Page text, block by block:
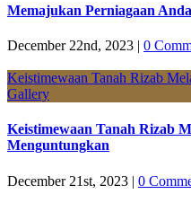
Memajukan Perniagaan
December 22nd, 2023 | 0
Keistimewaan Tanah Rizab
Gallery
Keistimewaan Tanah Rizab
Menguntungkan
December 21st, 2023 | 0